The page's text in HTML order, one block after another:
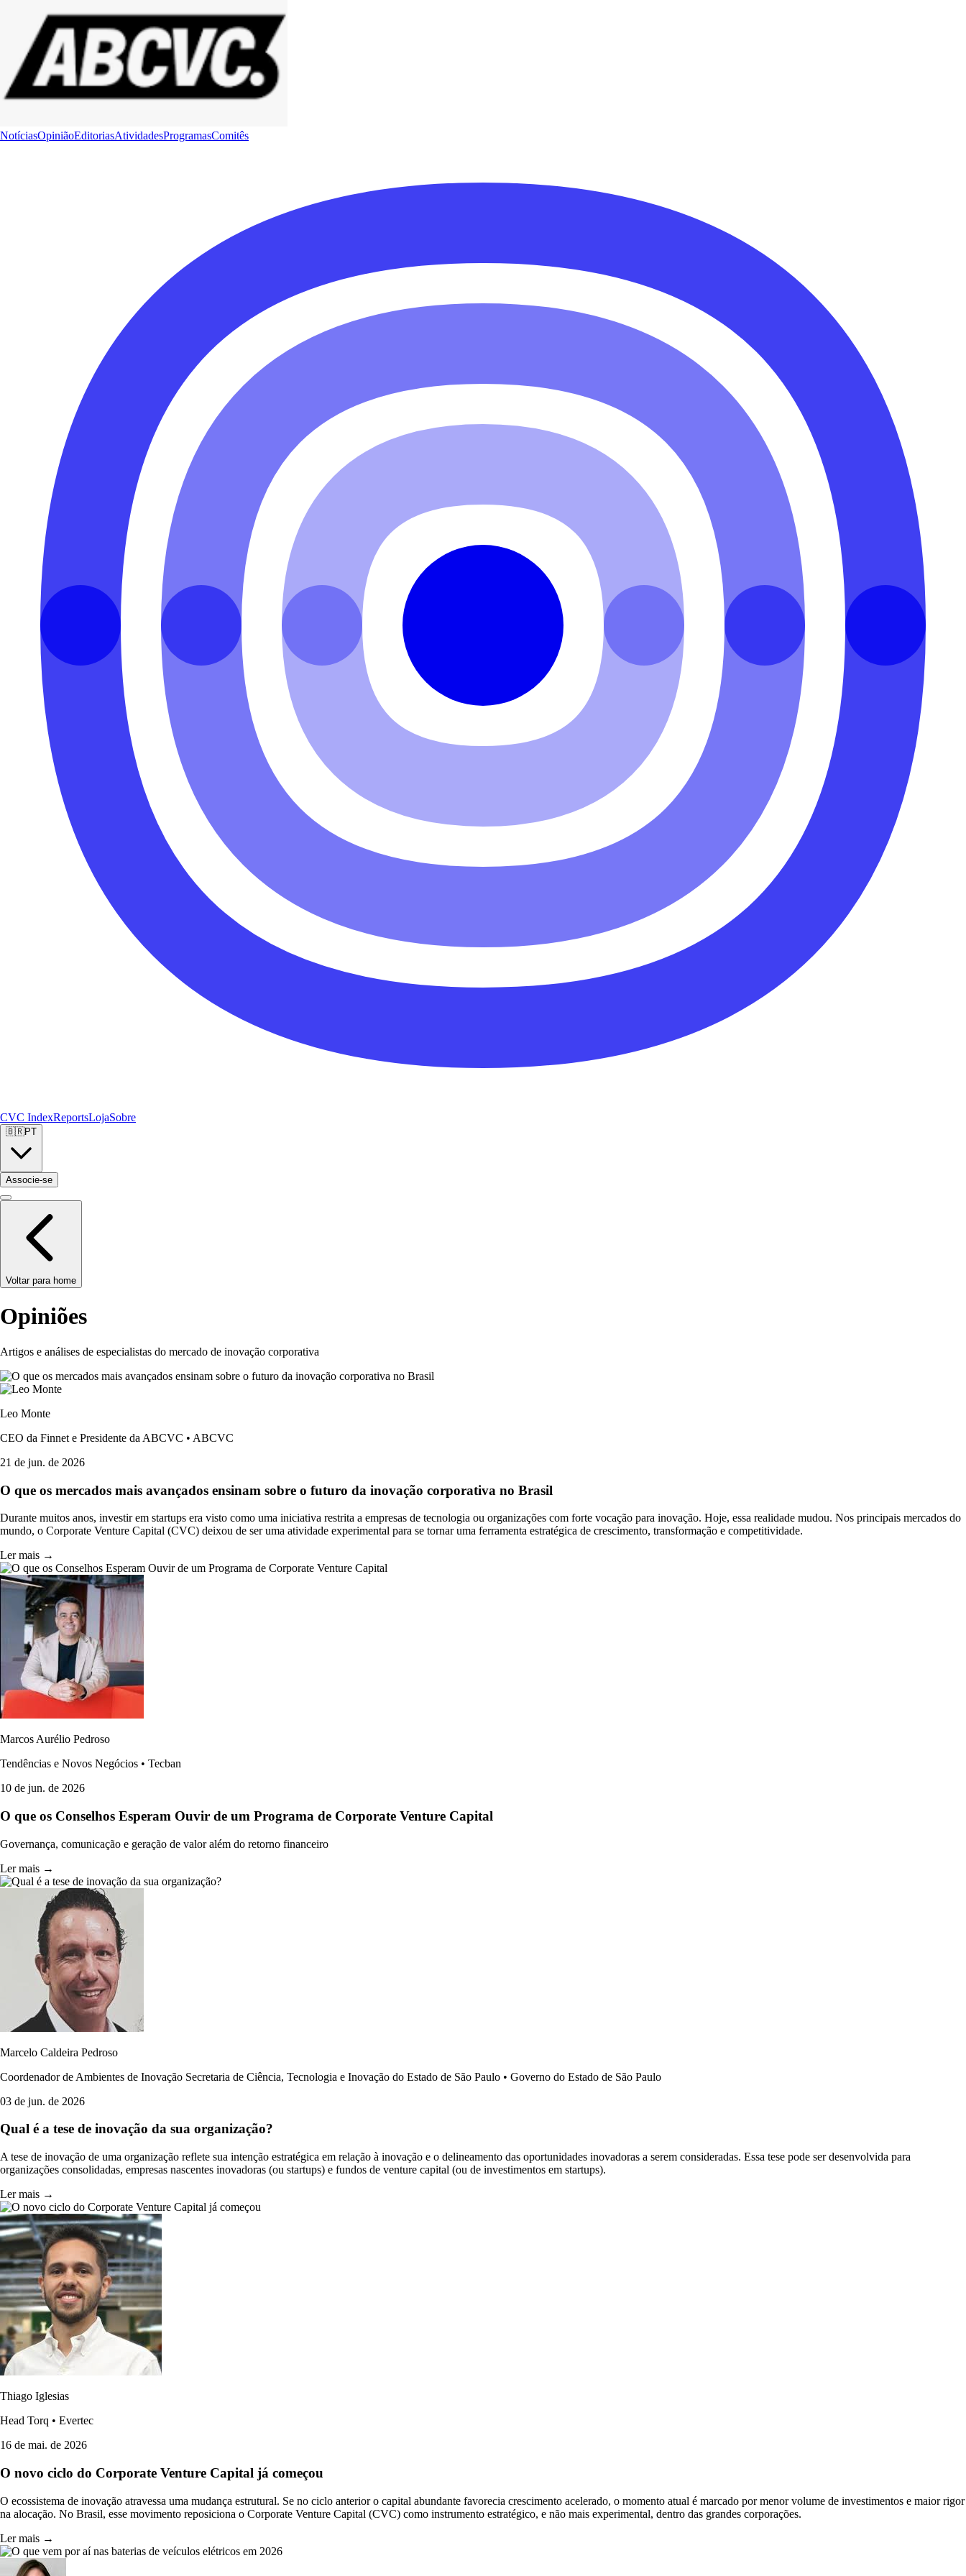
NotíciasOpiniãoEditoriasAtividadesProgramasComitês
CVC IndexReportsLojaSobre
🇧🇷PT
Associe-se
Voltar para home
Opiniões
Artigos e análises de especialistas do mercado de inovação corporativa
Leo Monte
CEO da Finnet e Presidente da ABCVC • ABCVC
21 de jun. de 2026
O que os mercados mais avançados ensinam sobre o futuro da inovação corporativa no Brasil
Durante muitos anos, investir em startups era visto como uma iniciativa restrita a empresas de tecnologia ou organizações com forte vocação para inovação. Hoje, essa realidade mudou. Nos principais mercados do
mundo, o Corporate Venture Capital (CVC) deixou de ser uma atividade experimental para se tornar uma ferramenta estratégica de crescimento, transformação e competitividade.
Ler mais →
Marcos Aurélio Pedroso
Tendências e Novos Negócios • Tecban
10 de jun. de 2026
O que os Conselhos Esperam Ouvir de um Programa de Corporate Venture Capital
Governança, comunicação e geração de valor além do retorno financeiro
Ler mais →
Marcelo Caldeira Pedroso
Coordenador de Ambientes de Inovação Secretaria de Ciência, Tecnologia e Inovação do Estado de São Paulo • Governo do Estado de São Paulo
03 de jun. de 2026
Qual é a tese de inovação da sua organização?
A tese de inovação de uma organização reflete sua intenção estratégica em relação à inovação e o delineamento das oportunidades inovadoras a serem consideradas. Essa tese pode ser desenvolvida para
organizações consolidadas, empresas nascentes inovadoras (ou startups) e fundos de venture capital (ou de investimentos em startups).
Ler mais →
Thiago Iglesias
Head Torq • Evertec
16 de mai. de 2026
O novo ciclo do Corporate Venture Capital já começou
O ecossistema de inovação atravessa uma mudança estrutural. Se no ciclo anterior o capital abundante favorecia crescimento acelerado, o momento atual é marcado por menor volume de investimentos e maior rigor
na alocação. No Brasil, esse movimento reposiciona o Corporate Venture Capital (CVC) como instrumento estratégico, e não mais experimental, dentro das grandes corporações.
Ler mais →